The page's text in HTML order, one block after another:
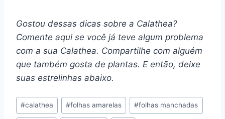
Gostou dessas dicas sobre a Calathea?
Comente aqui se você já teve algum problema
com a sua Calathea. Compartilhe com alguém
que também gosta de plantas. E então, deixe
suas estrelinhas abaixo.
Tags
do
#calathea #folhas amarelas #folhas manchadas